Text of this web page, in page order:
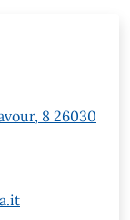
8 26030